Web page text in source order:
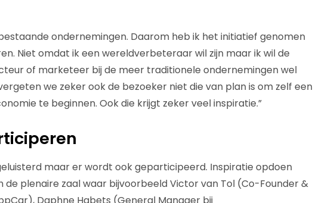
ondernemingen. Daarom heb ik het initiatief genomen
Niet omdat ik een wereldverbeteraar wil zijn maar ik wil de
of marketeer bij de meer traditionele ondernemingen wel
we zeker ook de bezoeker niet die van plan is om zelf een
te beginnen. Ook die krijgt zeker veel inspiratie.”
maar er wordt ook geparticipeerd. Inspiratie opdoen
de plenaire zaal waar bijvoorbeeld Victor van Tol (Co-Founder &
Daphne Habets (General Manager bij